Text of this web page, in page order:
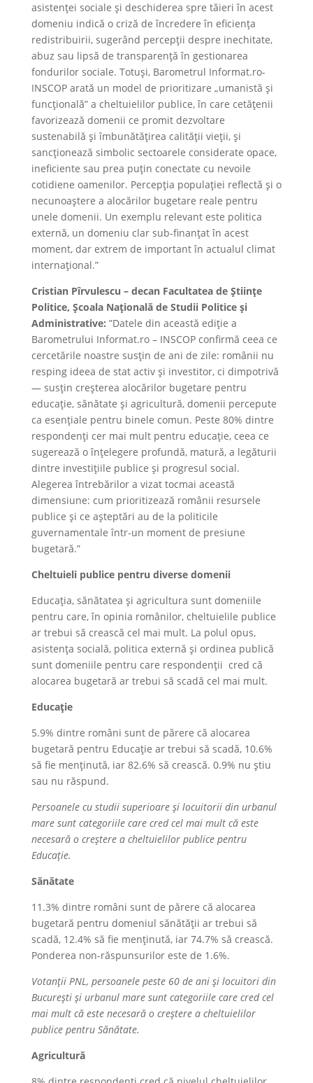
asistenței sociale și deschiderea spre tăieri în acest
domeniu indică o criză de încredere în eficiența
redistribuirii, sugerând percepții despre inechitate,
abuz sau lipsă de transparență în gestionarea
fondurilor sociale. Totuși, Barometrul Informat.ro-
INSCOP arată un model de prioritizare „umanistă și
funcțională” a cheltuielilor publice, în care cetățenii
favorizează domenii ce promit dezvoltare
sustenabilă și îmbunătățirea calității vieții, și
sancționează simbolic sectoarele considerate opace,
ineficiente sau prea puțin conectate cu nevoile
cotidiene oamenilor. Percepția populației reflectă și o
necunoaștere a alocărilor bugetare reale pentru
unele domenii. Un exemplu relevant este politica
externă, un domeniu clar sub-finanțat în acest
moment, dar extrem de important în actualul climat
internațional.”
Cristian Pîrvulescu – decan Facultatea de Științe
Politice, Școala Națională de Studii Politice și
Administrative: ”Datele din această ediție a
Barometrului Informat.ro – INSCOP confirmă ceea ce
cercetările noastre susțin de ani de zile: românii nu
resping ideea de stat activ și investitor, ci dimpotrivă
— susțin creșterea alocărilor bugetare pentru
educație, sănătate și agricultură, domenii percepute
ca esențiale pentru binele comun. Peste 80% dintre
respondenți cer mai mult pentru educație, ceea ce
sugerează o înțelegere profundă, matură, a legăturii
dintre investițiile publice și progresul social.
Alegerea întrebărilor a vizat tocmai această
dimensiune: cum prioritizează românii resursele
publice și ce așteptări au de la politicile
guvernamentale într-un moment de presiune
bugetară.”
Cheltuieli publice pentru diverse domenii
Educația, sănătatea și agricultura sunt domeniile
pentru care, în opinia românilor, cheltuielile publice
ar trebui să crească cel mai mult. La polul opus,
asistența socială, politica externă și ordinea publică
sunt domeniile pentru care respondenții cred că
alocarea bugetară ar trebui să scadă cel mai mult.
Educație
5.9% dintre români sunt de părere că alocarea
bugetară pentru Educație ar trebui să scadă, 10.6%
să fie menținută, iar 82.6% să crească. 0.9% nu știu
sau nu răspund.
Persoanele cu studii superioare și locuitorii din urbanul
mare sunt categoriile care cred cel mai mult că este
necesară o creștere a cheltuielilor publice pentru
Educație.
Sănătate
11.3% dintre români sunt de părere că alocarea
bugetară pentru domeniul sănătății ar trebui să
scadă, 12.4% să fie menținută, iar 74.7% să crească.
Ponderea non-răspunsurilor este de 1.6%.
Votanții PNL, persoanele peste 60 de ani și locuitori din
București și urbanul mare sunt categoriile care cred cel
mai mult că este necesară o creștere a cheltuielilor
publice pentru Sănătate.
Agricultură